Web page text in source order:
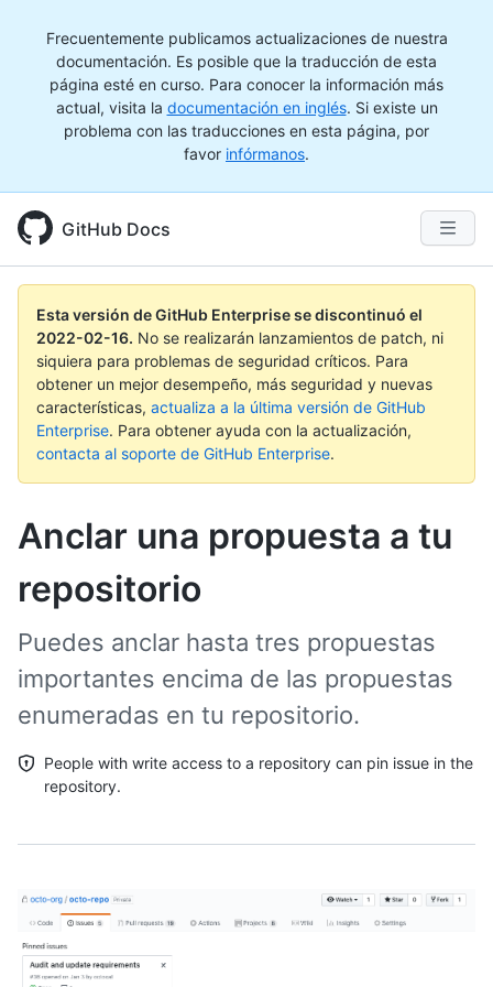
Frecuentemente publicamos actualizaciones de nuestra
documentación. Es posible que la traducción de esta
página esté en curso. Para conocer la información más
actual, visita la documentación en inglés. Si existe un
problema con las traducciones en esta página, por
favor infórmanos.
GitHub Docs
Esta versión de GitHub Enterprise se discontinuó el
2022-02-16. No se realizarán lanzamientos de patch, ni
siquiera para problemas de seguridad críticos. Para
obtener un mejor desempeño, más seguridad y nuevas
características, actualiza a la última versión de GitHub
Enterprise. Para obtener ayuda con la actualización,
contacta al soporte de GitHub Enterprise.
Anclar una propuesta a tu
repositorio
Puedes anclar hasta tres propuestas
importantes encima de las propuestas
enumeradas en tu repositorio.
People with write access to a repository can pin issue in the
repository.